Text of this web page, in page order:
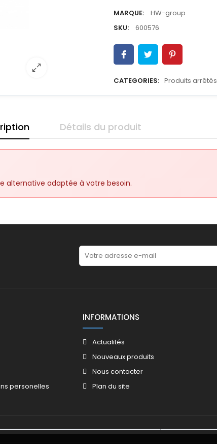
MARQUE:
HW-group
SKU:
600576
CATEGORIES: Produits arrêtés
Détails du produit
alternative adaptée à votre besoin.
personelles
INFORMATIONS
Actualités
Nouveaux produits
Nous contacter
Plan du site